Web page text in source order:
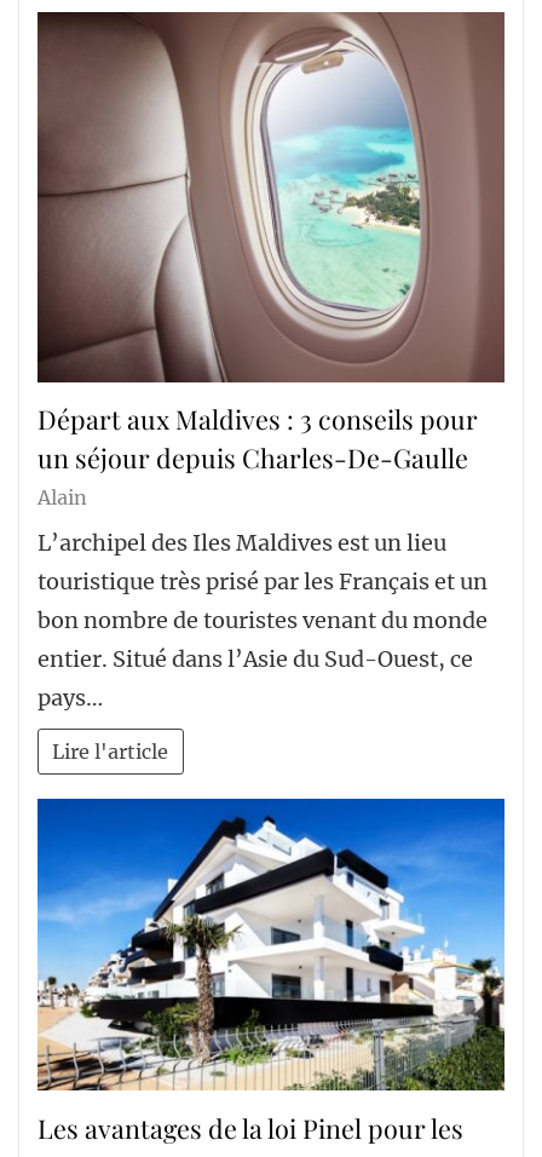
Départ aux Maldives : 3 conseils pour
un séjour depuis Charles-De-Gaulle
Alain
L’archipel des Iles Maldives est un lieu
touristique très prisé par les Français et un
bon nombre de touristes venant du monde
entier. Situé dans l’Asie du Sud-Ouest, ce
pays…
Lire l'article
Les avantages de la loi Pinel pour les